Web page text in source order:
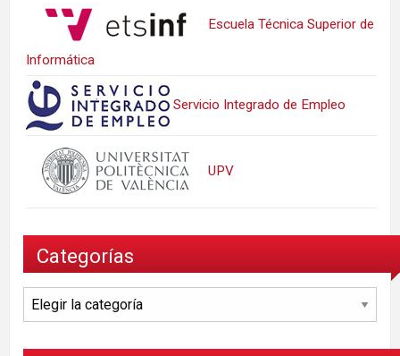
Escuela Técnica Superior de
Informática
Servicio Integrado de Empleo
UPV
Categorías
Categorías